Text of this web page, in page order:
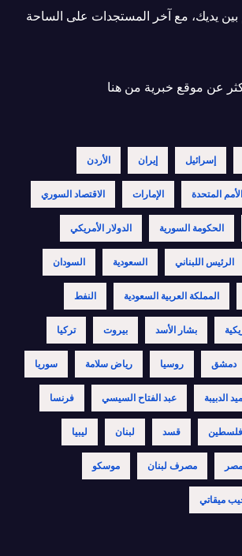
بين يديك، مع آخر المستجدات على الساحة
عن موقع خبرية من هنا
إسرائيل إيران الأردن
الأمم المتحدة الإمارات الاقتصاد السوري
الحكومة السورية الدولار الأمريكي
الرئيس اللبناني السعودية السودان
المملكة العربية السعودية النفط
بشار الأسد بيروت تركيا
دمشق روسيا رياض سلامة سوريا
الدبيبة عبد الفتاح السيسي فرنسا
فلسطين قسد لبنان ليبيا
مصر مصرف لبنان موسكو
ميقاتي